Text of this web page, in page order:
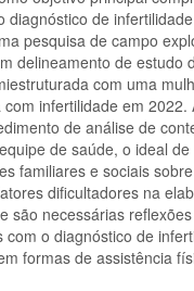
diagnóstico de
pesquisa de campo
delineamento de estudo
com uma
com infertilidade em
de análise de
de saúde, o ideal
familiares e sociais
dificultadores na
são necessárias
com o diagnóstico de
formas de assistência